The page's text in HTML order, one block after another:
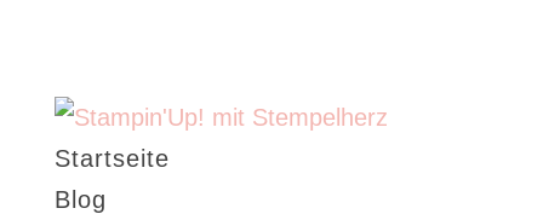
Startseite
Blog